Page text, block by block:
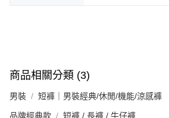
商品相關分類 (3)
男裝 短褲｜男裝經典/休閒/機能/涼感褲
品牌經典款 短褲 / 長褲 / 牛仔褲